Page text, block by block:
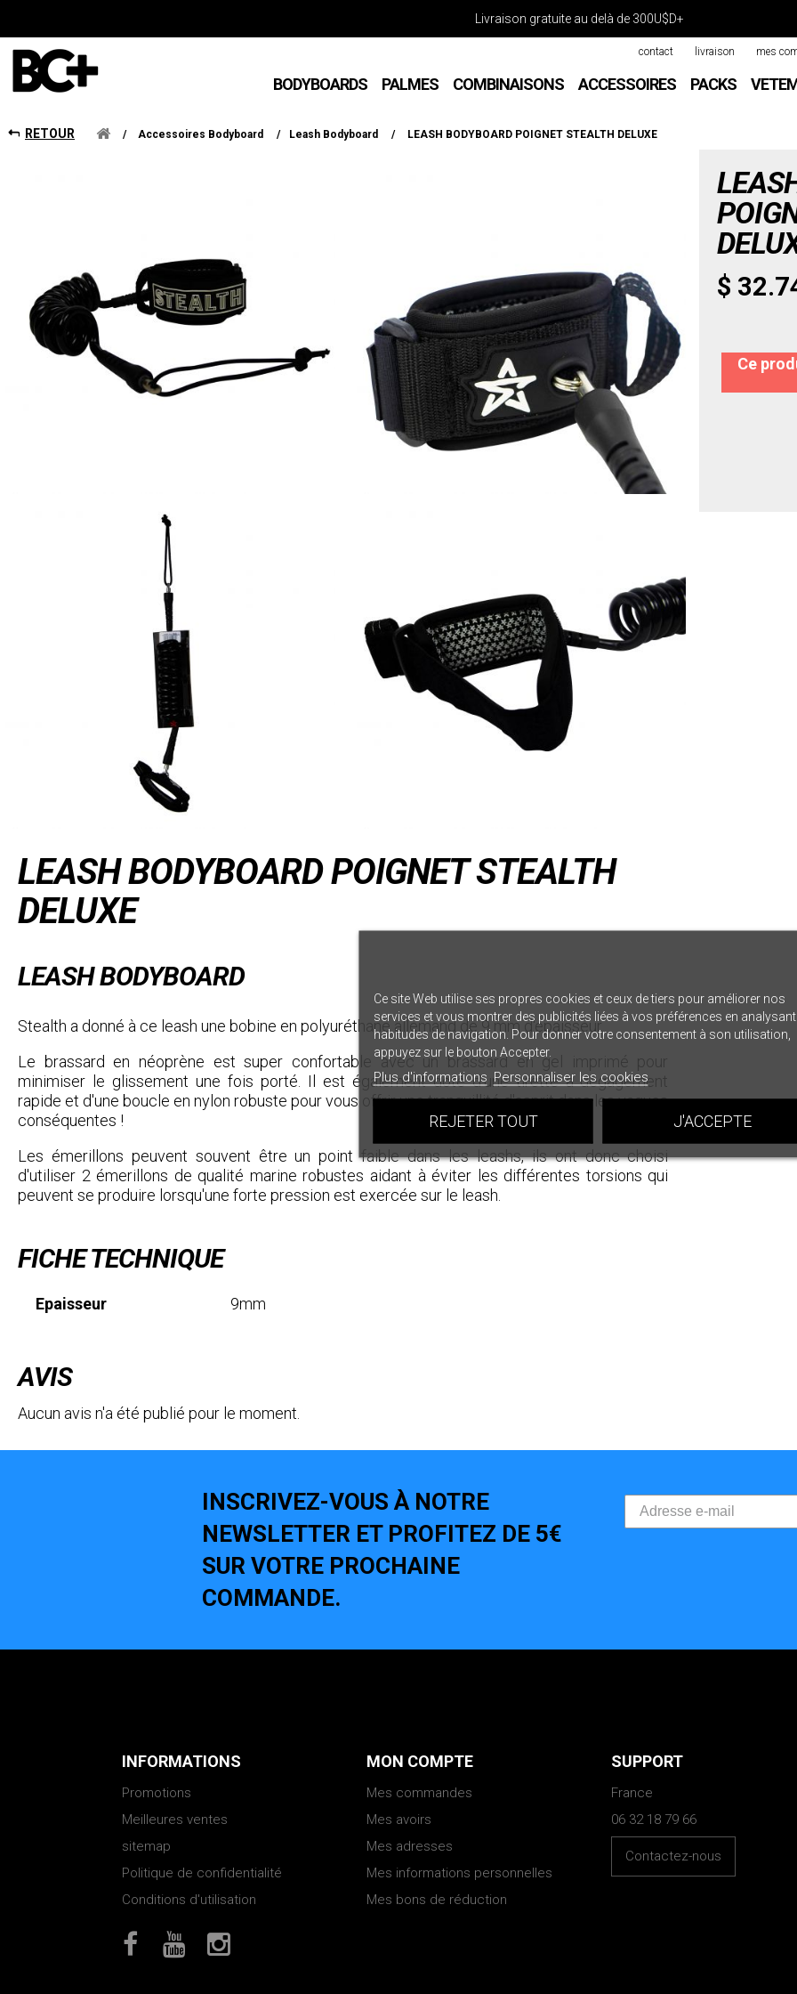
Livraison gratuite au delà de 300U$D+
BODYBOARDS PALMES COMBINAISONS ACCESSOIRES PACKS
contact livraison mes
RETOUR / Accessoires Bodyboard / Leash Bodyboard / LEASH BODYBOARD POIGNET STEALTH DELUXE
LEASH BODYBOARD POIGNET STEALTH
DELUXE
LEASH BODYBOARD
Stealth a donné à ce leash une bobine en polyuréthane allemand de 9 mm d'épaisseur.
Le brassard en néoprène est super confortable avec un brassard en gel imprimé pour
minimiser le glissement une fois porté. Il est également doté d'une tirette à dégagement
rapide et d'une boucle en nylon robuste pour vous offrir une tranquillité d'esprit dans les vagues
conséquentes !
Les émerillons peuvent souvent être un point faible dans les leashs, ils ont donc choisi
d'utiliser 2 émerillons de qualité marine robustes aidant à éviter les différentes torsions qui
peuvent se produire lorsqu'une forte pression est exercée sur le leash.
FICHE TECHNIQUE
Epaisseur 9mm
AVIS
Aucun avis n'a été publié pour le moment.
$
Ce
INSCRIVEZ-VOUS À NOTRE
NEWSLETTER ET PROFITEZ DE 5€
SUR VOTRE PROCHAINE
COMMANDE.
INFORMATIONS
Promotions
Meilleures ventes
sitemap
Politique de confidentialité
Conditions d'utilisation
MON COMPTE
Mes commandes
Mes avoirs
Mes adresses
Mes informations personnelles
Mes bons de réduction
SUPPORT
France
06 32 18 79 66
Contactez-nous
Ce site Web utilise ses propres cookies et ceux de tiers pour améliorer nos
services et vous montrer des publicités liées à vos préférences en
habitudes de navigation. Pour donner votre consentement à son utilisation,
appuyez sur le bouton Accepter.
Plus d'informations Personnaliser les cookies
REJETER TOUT J'ACCEPTE